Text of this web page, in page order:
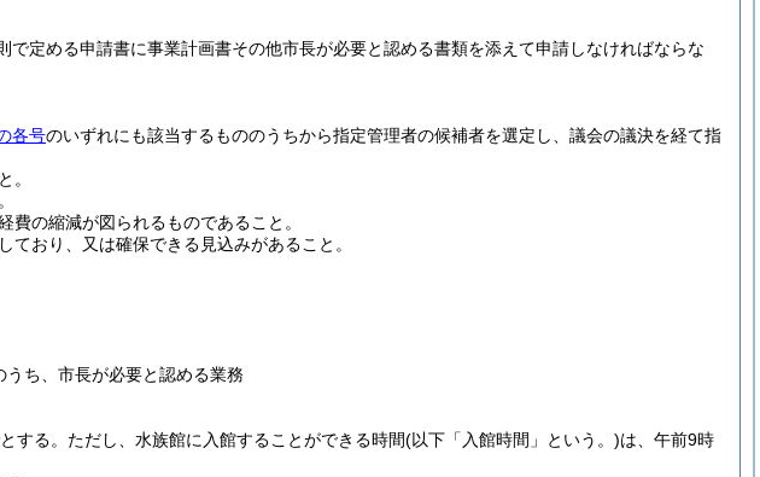
定める申請書に事業計画書その他市長が必要と認める書類を添えて申請しなければならな
各号のいずれにも該当するもののうちから指定管理者の候補者を選定し、議会の議決を経て指
。
の縮減が図られるものであること。
おり、又は確保できる見込みがあること。
ち、市長が必要と認める業務
する。 ただし、水族館に入館することができる時間(以下「入館時間」という。)は、午前9時